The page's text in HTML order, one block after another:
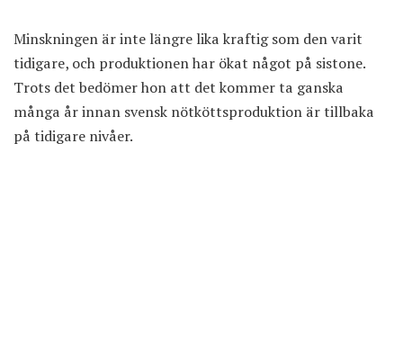
Minskningen är inte längre lika kraftig som den varit
tidigare, och produktionen har ökat något på sistone.
Trots det bedömer hon att det kommer ta ganska
många år innan svensk nötköttsproduktion är tillbaka
på tidigare nivåer.